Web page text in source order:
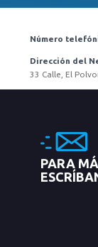
Número
Dirección del
33 Calle, El
PARA